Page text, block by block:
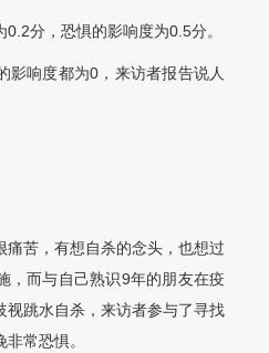
分，恐惧的影响度为0.5分。
影响度都为0，来访者报告说人
痛苦，有想自杀的念头，也想过
，而与自己熟识9年的朋友在疫
视跳水自杀，来访者参与了寻找
常恐惧。